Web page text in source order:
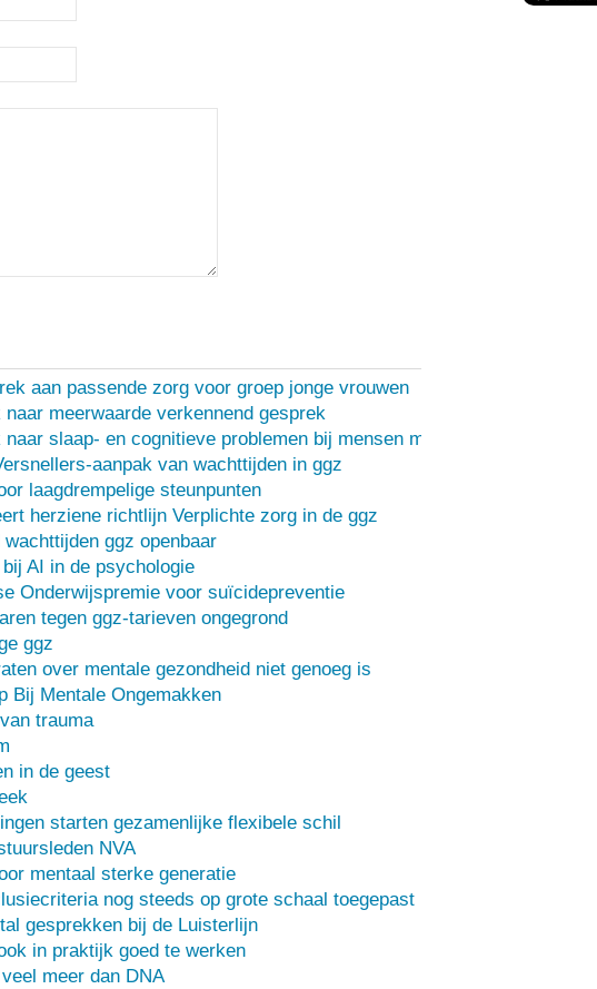
aan passende zorg voor groep jonge vrouwen
naar meerwaarde verkennend gesprek
slaap- en cognitieve problemen bij mensen met een depressie
aanpak van wachttijden in ggz
laagdrempelige steunpunten
herziene richtlijn Verplichte zorg in de ggz
wachttijden ggz openbaar
bij AI in de psychologie
Onderwijspremie voor suïcidepreventie
tegen ggz-tarieven ongegrond
ggz
over mentale gezondheid niet genoeg is
Bij Mentale Ongemakken
trauma
in de geest
starten gezamenlijke flexibele schil
NVA
mentaal sterke generatie
nog steeds op grote schaal toegepast
gesprekken bij de Luisterlijn
in praktijk goed te werken
meer dan DNA